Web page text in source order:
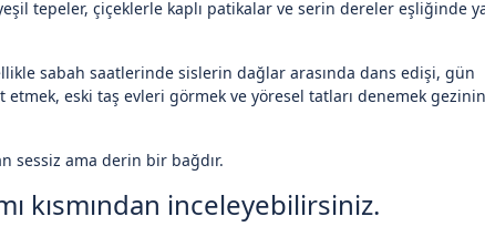
tepeler, çiçeklerle kaplı patikalar ve serin dereler eşliğinde
sabah saatlerinde sislerin dağlar arasında dans edişi, gün
eski taş evleri görmek ve yöresel tatları denemek
sessiz ama derin bir bağdır.
kısmından inceleyebilirsiniz.